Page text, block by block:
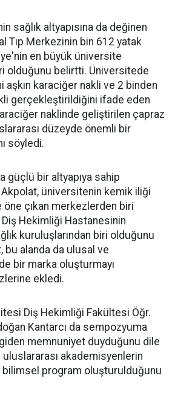
sağlık altyapısına da değinen
Tıp Merkezinin bin 612 yatak
en büyük üniversite
olduğunu belirtti. Üniversitede
aşkın karaciğer nakli ve 2 binden
gerçekleştirildiğini ifade eden
naklinde geliştirilen çapraz
düzeyde önemli bir
söyledi.
güçlü bir altyapıya sahip
Akpolat, üniversitenin kemik iliği
öne çıkan merkezlerden biri
Hekimliği Hastanesinin
kuruluşlarından biri olduğunu
bu alanda da ulusal ve
bir marka oluşturmayı
ekledi.
Diş Hekimliği Fakültesi Öğr.
Kantarcı da sempozyuma
memnuniyet duyduğunu dile
akademisyenlerin
bilimsel program oluşturulduğunu